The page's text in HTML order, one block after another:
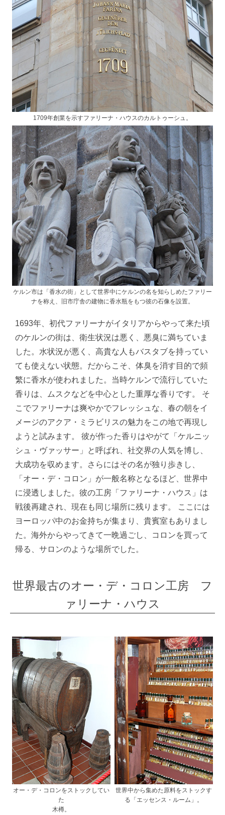
1709年創業を示すファリーナ・ハウスのカルトゥーシュ。
ケルン市は「香水の街」として世界中にケルンの名を知らしめたファリー
ナを称え、旧市庁舎の建物に香水瓶をもつ彼の石像を設置。
1693年、初代ファリーナがイタリアからやって来た頃
のケルンの街は、衛生状況は悪く、悪臭に満ちていま
した。水状況が悪く、高貴な人もバスタブを持ってい
ても使えない状態。だからこそ、体臭を消す目的で頻
繁に香水が使われました。当時ケルンで流行していた
香りは、ムスクなどを中心とした重厚な香りです。 そ
こでファリーナは爽やかでフレッシュな、春の朝をイ
メージのアクア・ミラビリスの魅力をこの地で再現し
ようと試みます。 彼が作った香りはやがて「ケルニッ
シュ・ヴァッサー」と呼ばれ、社交界の人気を博し、
大成功を収めます。さらにはその名が独り歩きし、
「オー・デ・コロン」が一般名称となるほど、世界中
に浸透しました。彼の工房「ファリーナ・ハウス」は
戦後再建され、現在も同じ場所に残ります。 ここには
ヨーロッパ中のお金持ちが集まり、貴賓室もありまし
た。海外からやってきて一晩過ごし、コロンを買って
帰る、サロンのような場所でした。
世界最古のオー・デ・コロン工房 フ
ァリーナ・ハウス
オー・デ・コロンをストックしてい
た
木樽。
世界中から集めた原料をストックす
る「エッセンス・ルーム」。